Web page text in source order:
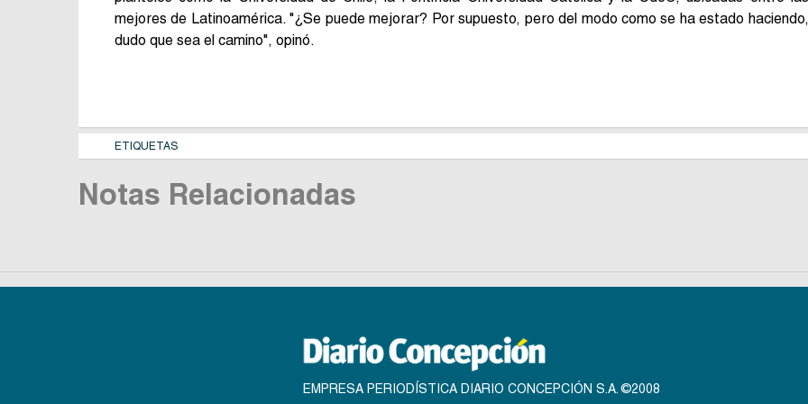
mejores de Latinoamérica. "¿Se puede mejorar? Por supuesto, pero del modo como se ha estado haciendo,
dudo que sea el camino", opinó.
ETIQUETAS
Notas Relacionadas
EMPRESA PERIODÍSTICA DIARIO CONCEPCIÓN S.A. ©2008